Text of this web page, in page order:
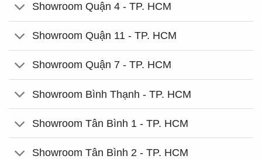
Showroom Quận 4 - TP. HCM
Showroom Quận 11 - TP. HCM
Showroom Quận 7 - TP. HCM
Showroom Bình Thạnh - TP. HCM
Showroom Tân Bình 1 - TP. HCM
Showroom Tân Bình 2 - TP. HCM